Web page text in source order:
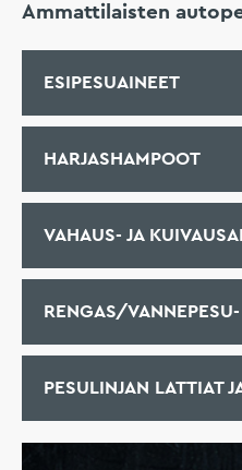
Ammattilaisten
ESIPESUAINEET
HARJASHAMPOOT
VAHAUS- JA
RENGAS/
PESULINJAN LATTIAT